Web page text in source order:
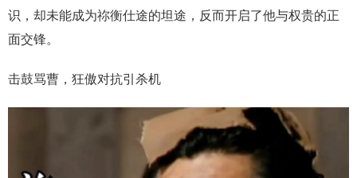
识，却未能成为祢衡仕途的坦途，反而开启了他与权贵的正
面交锋。
击鼓骂曹，狂傲对抗引杀机